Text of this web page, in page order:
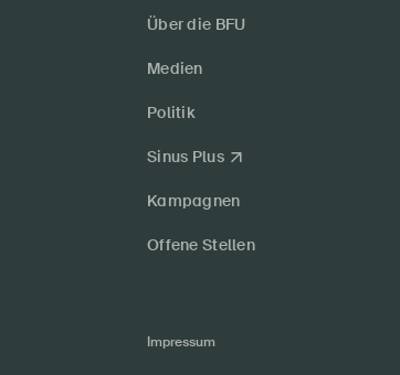
Über die BFU
Medien
Politik
Sinus Plus
Kampagnen
Offene Stellen
Impressum